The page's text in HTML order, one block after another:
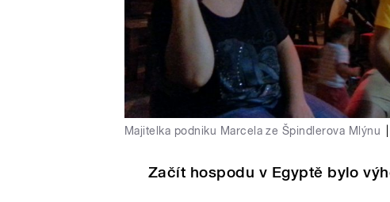
Majitelka podniku Marcela ze Špindlerova Mlýnu
Začít hospodu v Egyptě bylo